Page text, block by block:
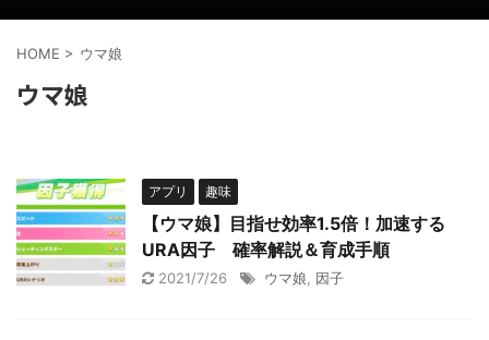
HOME > ウマ娘
ウマ娘
アプリ 趣味
【ウマ娘】目指せ効率1.5倍！加速する
URA因子 確率解説＆育成手順
2021/7/26 ウマ娘 因子